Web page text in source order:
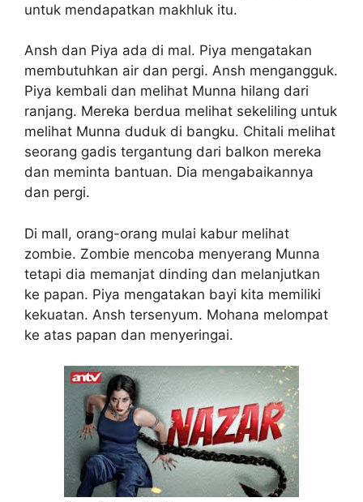
untuk mendapatkan makhluk itu.
Ansh dan Piya ada di mal. Piya mengatakan
membutuhkan air dan pergi. Ansh mengangguk.
Piya kembali dan melihat Munna hilang dari
ranjang. Mereka berdua melihat sekeliling untuk
melihat Munna duduk di bangku. Chitali melihat
seorang gadis tergantung dari balkon mereka
dan meminta bantuan. Dia mengabaikannya
dan pergi.
Di mall, orang-orang mulai kabur melihat
zombie. Zombie mencoba menyerang Munna
tetapi dia memanjat dinding dan melanjutkan
ke papan. Piya mengatakan bayi kita memiliki
kekuatan. Ansh tersenyum. Mohana melompat
ke atas papan dan menyeringai.